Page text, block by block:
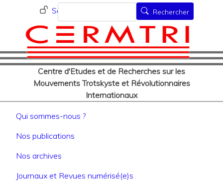
au
contenu
principal
Menu du compte de
Se connecter
Centre d'Etudes et de Recherches sur les
Mouvements Trotskyste et Révolutionnaires
Internationaux
Rechercher Rechercher
Navigation principale
Qui sommes-nous ?
Nos publications
Nos archives
Journaux et Revues numérisé(e)s